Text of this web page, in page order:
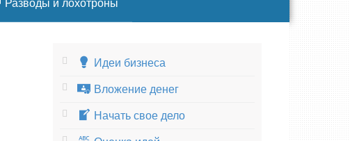
Разводы и лохотроны
Идеи бизнеса
Вложение денег
Начать свое дело